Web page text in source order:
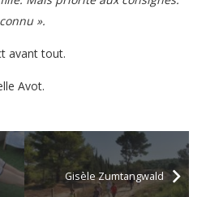
».
avant tout.
Avot.
Gisèle Zumtangwald